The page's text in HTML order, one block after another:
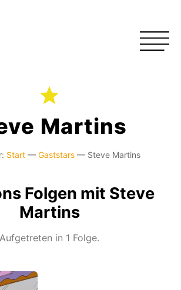
Martins
Start — Gaststars — Steve Martins
Folgen mit Steve
Martins
Aufgetreten in 1 Folge.